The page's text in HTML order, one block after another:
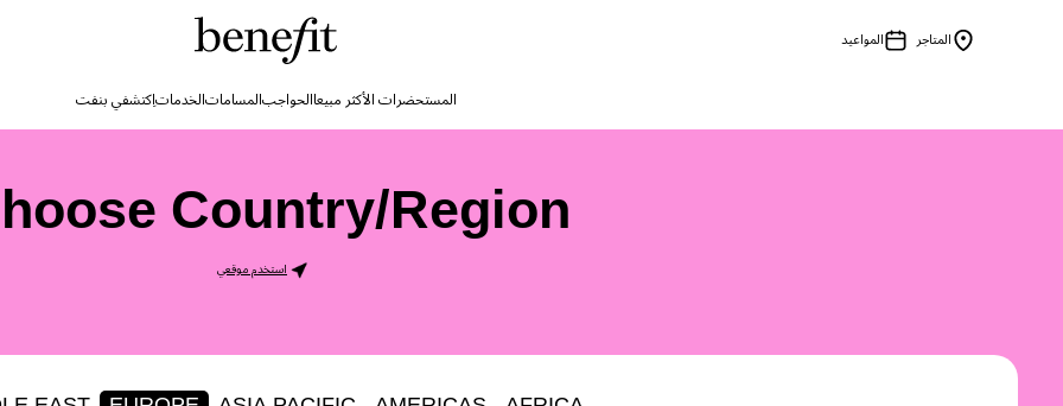
المتاجر المواعيد
المستحضرات الأكثر مبيعاالحواجبالمساماتالخدماتاِكتشفي بنفت
Country/Region
استخدم موقعي